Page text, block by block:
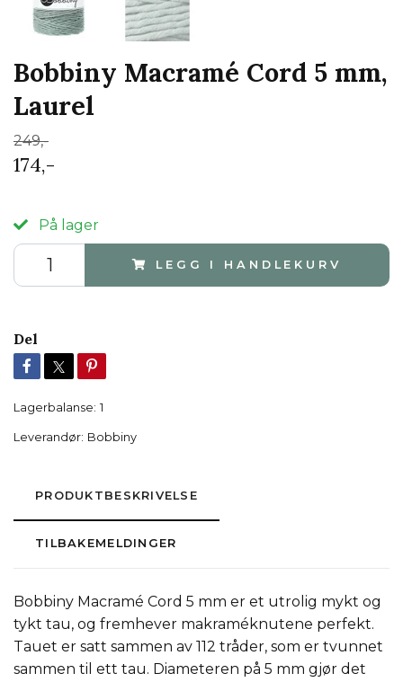
Bobbiny Macramé Cord 5 mm,
Laurel
249,-
174,-
På lager
LEGG I HANDLEKURV
Del
Lagerbalanse: 1
Leverandør: Bobbiny
PRODUKTBESKRIVELSE
TILBAKEMELDINGER
Bobbiny Macramé Cord 5 mm er et utrolig mykt og
tykt tau, og fremhever makraméknutene perfekt.
Tauet er satt sammen av 112 tråder, som er tvunnet
sammen til ett tau. Diameteren på 5 mm gjør det